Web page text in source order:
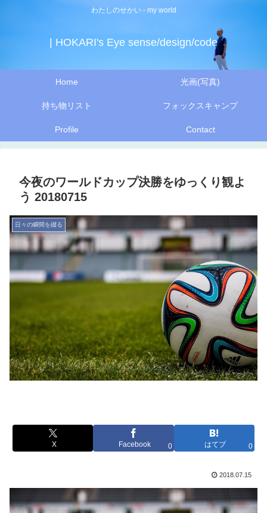
わたしのせかい - my world
| HOKARI's Eye sense/design/code
Home 光画(写真)
持ち物リスト フォックスキャンプ
Profile Contact
今夜のワールドカップ決勝をゆっくり観よ
う 20180715
日々の瞬間を綴る
X Facebook 0 はてブ 0
2018.07.15